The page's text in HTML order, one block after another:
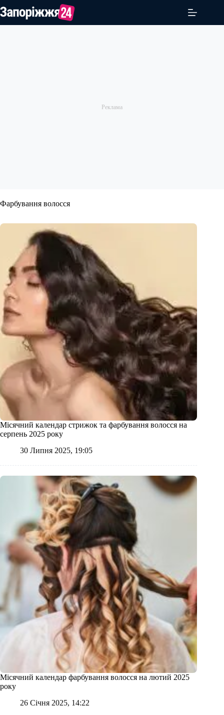
до
Фарбування волосся
Місячний календар стрижок та фарбування волосся на
серпень 2025 року
30 Липня 2025, 19:05
Місячний календар фарбування волосся на лютий 2025
року
26 Січня 2025, 14:22